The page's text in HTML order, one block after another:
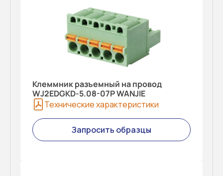
Клеммник разъемный на провод
WJ2EDGKD-5.08-07P WANJIE
Технические характеристики
Запросить образцы